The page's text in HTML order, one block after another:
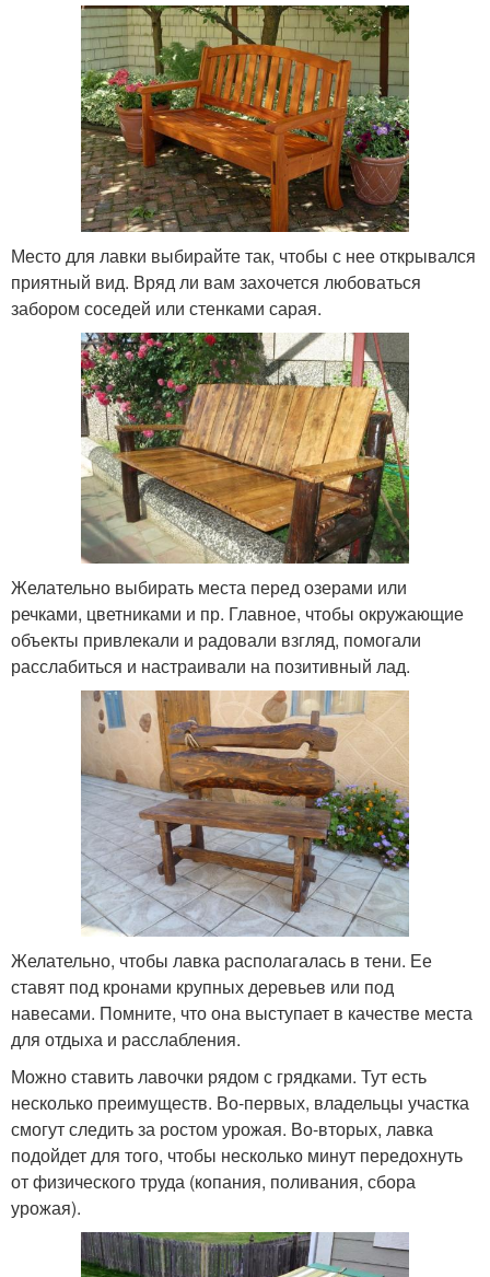
Место для лавки выбирайте так, чтобы с нее открывался
приятный вид. Вряд ли вам захочется любоваться
забором соседей или стенками сарая.
Желательно выбирать места перед озерами или
речками, цветниками и пр. Главное, чтобы окружающие
объекты привлекали и радовали взгляд, помогали
расслабиться и настраивали на позитивный лад.
Желательно, чтобы лавка располагалась в тени. Ее
ставят под кронами крупных деревьев или под
навесами. Помните, что она выступает в качестве места
для отдыха и расслабления.
Можно ставить лавочки рядом с грядками. Тут есть
несколько преимуществ. Во-первых, владельцы участка
смогут следить за ростом урожая. Во-вторых, лавка
подойдет для того, чтобы несколько минут передохнуть
от физического труда (копания, поливания, сбора
урожая).